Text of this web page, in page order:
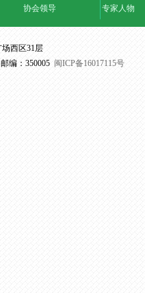
协会领导
专家人物
西区31层
编：350005 闽ICP备16017115号